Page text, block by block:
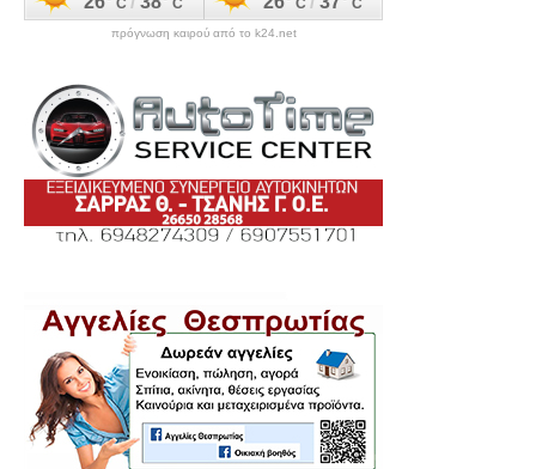
πρόγνωση καιρού από το k24.net